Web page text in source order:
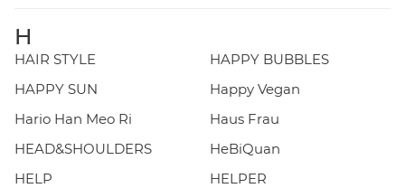
H
HAIR STYLE
HAPPY BUBBLES
HAPPY SUN
Happy Vegan
Hario Han Meo Ri
Haus Frau
HEAD&SHOULDERS
HeBiQuan
HELP
HELPER